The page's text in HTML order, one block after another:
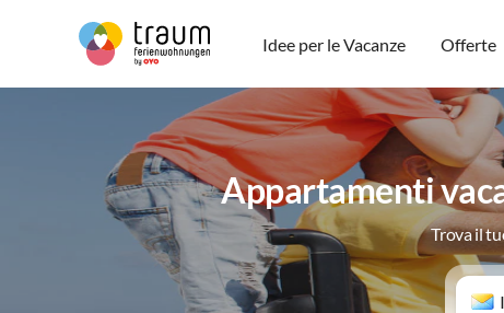
Idee per le Vacanze Offerte
Appartamenti
Trova il